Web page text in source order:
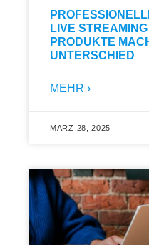
LIVE
PRODUKTE
UNTERSCHIED
MEHR ›
MÄRZ 28, 2025